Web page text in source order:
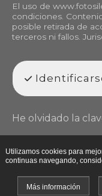
El uso de
condiciones.
posible retirada de
terceros ni fallos.
He olvidado la
Utilizamos cookies para
continuas navegando,
Más información